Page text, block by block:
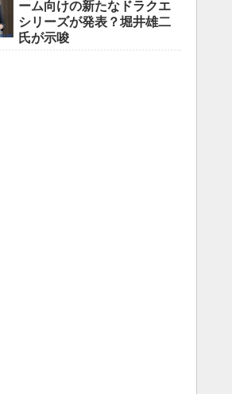
ーム向けの新たなドラクエ
シリーズが発表？堀井雄二
氏が示唆